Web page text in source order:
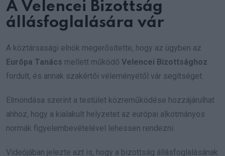
A Velencei Bizottság
állásfoglalására vár
A köztársasági elnök megerősítette, hogy az ügyben az
Európa Tanács mellett működő Velencei Bizottsághoz
fordult, és annak szakértői véleményétől vár segítséget.
Elmondása szerint a testület közreműködése hozzájárulhat
ahhoz, hogy a kialakult helyzetet az európai alkotmányos
normák figyelembevételével lehessen rendezni.
Videójában jelezte azt is, hogy a bizottság állásfoglalásának